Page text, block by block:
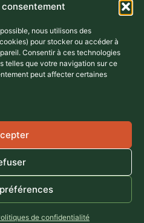
nous utilisons des
pour stocker ou accéder à
Consentir à ces technologies
telles que votre navigation sur ce
peut affecter certaines
de confidentialité
17 h
Saint-Jérôme
de témoins